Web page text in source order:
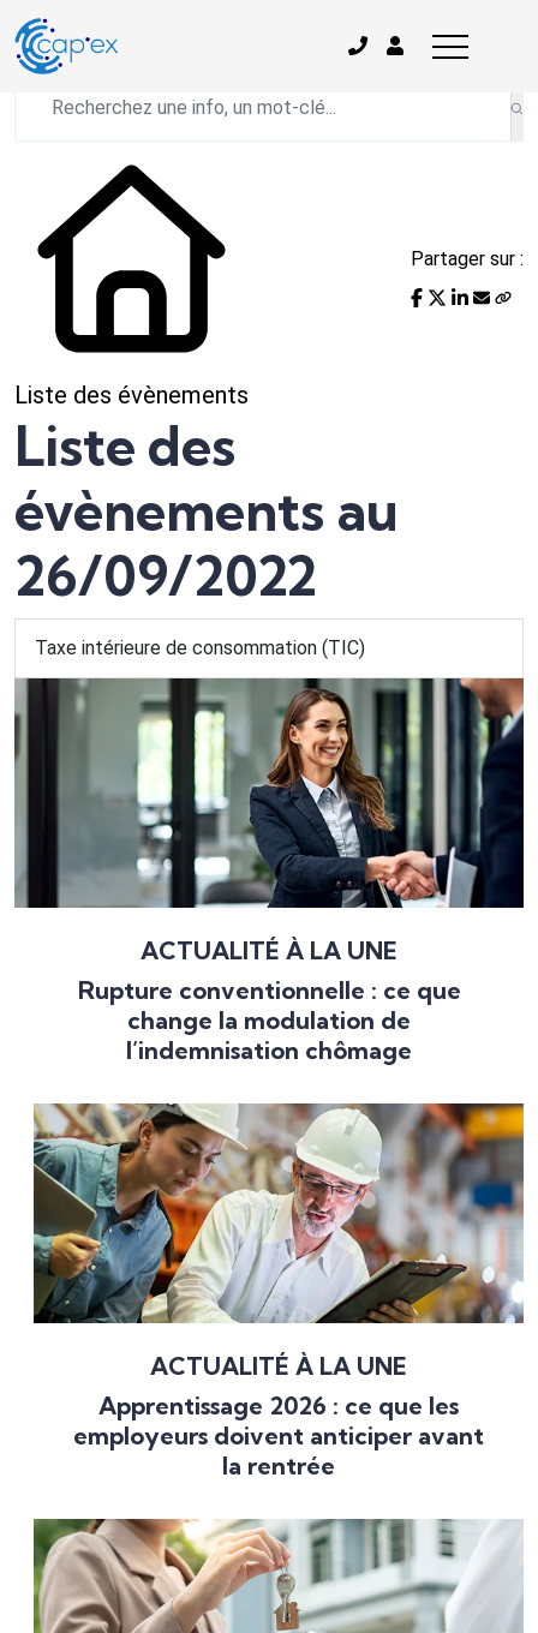
L'actualité du mois
Liste des évènements
Partager sur :
Liste des
évènements au
26/09/2022
Taxe intérieure de consommation (TIC)
ACTUALITÉ À LA UNE
Rupture conventionnelle : ce que
change la modulation de
l’indemnisation chômage
ACTUALITÉ À LA UNE
Apprentissage 2026 : ce que les
employeurs doivent anticiper avant
la rentrée